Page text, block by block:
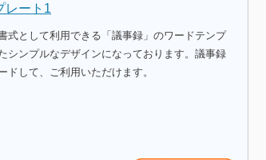
レート1
式として利用できる「議事録」のワードテンプ
シンプルなデザインになっております。議事録
ドして、ご利用いただけます。